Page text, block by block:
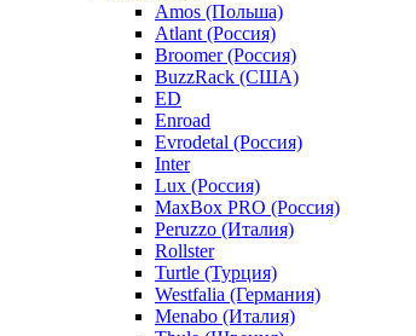
Amos (Польша)
Atlant (Россия)
Broomer (Россия)
BuzzRack (США)
ED
Enroad
Evrodetal (Россия)
Inter
Lux (Россия)
MaxBox PRO (Россия)
Peruzzo (Италия)
Rollster
Turtle (Турция)
Westfalia (Германия)
Menabo (Италия)